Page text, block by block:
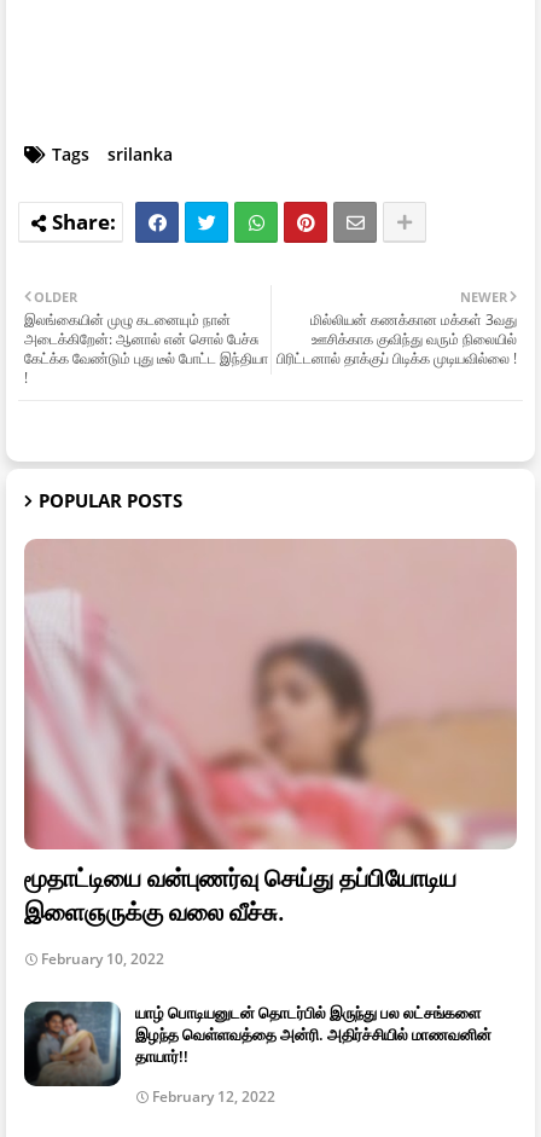
Tags srilanka
NEWER
மில்லியன் கணக்கான மக்கள் 3வது
ஊசிக்காக குவிந்து வரும் நிலையில்
பிரிட்டனால் தாக்குப் பிடிக்க முடியவில்லை !
OLDER
இலங்கையின் முழு கடனையும் நான்
அடைக்கிறேன்: ஆனால் என் சொல் பேச்சு
கேட்க்க வேண்டும் புது டீல் போட்ட இந்தியா
!
POPULAR POSTS
மூதாட்டியை வன்புணர்வு செய்து தப்பியோடிய
இளைஞருக்கு வலை வீச்சு.
February 10, 2022
யாழ் பொடியனுடன் தொடர்பில் இருந்து பல லட்சங்களை
இழந்த வெள்ளவத்தை அன்ரி. அதிர்ச்சியில் மாணவனின்
தாயார்!!
February 12, 2022